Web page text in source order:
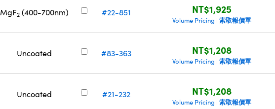
MgF2(400-700nm) #22-851 NT$1,925
Volume Pricing | 索取報價單
Uncoated #83-363 NT$1,208
Volume Pricing | 索取報價單
Uncoated #21-232 NT$1,208
Volume Pricing | 索取報價單